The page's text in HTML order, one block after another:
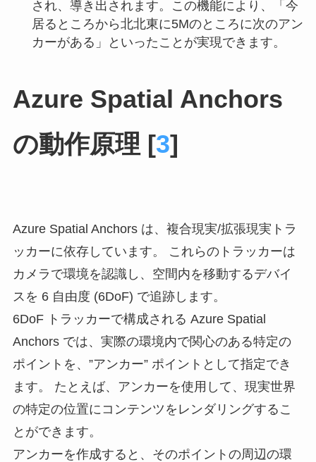
され、導き出されます。この機能により、「今
居るところから北北東に5Mのところに次のアン
カーがある」といったことが実現できます。
Azure Spatial Anchors
の動作原理 [3]
Azure Spatial Anchors は、複合現実/拡張現実トラ
ッカーに依存しています。 これらのトラッカーは
カメラで環境を認識し、空間内を移動するデバイ
スを 6 自由度 (6DoF) で追跡します。
6DoF トラッカーで構成される Azure Spatial
Anchors では、実際の環境内で関心のある特定の
ポイントを、”アンカー” ポイントとして指定でき
ます。 たとえば、アンカーを使用して、現実世界
の特定の位置にコンテンツをレンダリングするこ
とができます。
アンカーを作成すると、そのポイントの周辺の環